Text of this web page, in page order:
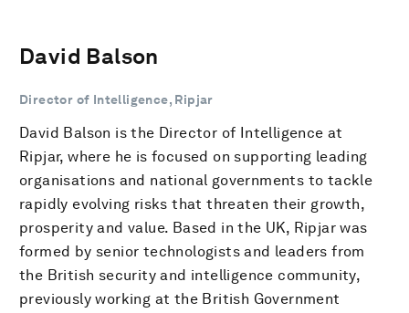
David Balson
Director of Intelligence, Ripjar
David Balson is the Director of Intelligence at
Ripjar, where he is focused on supporting leading
organisations and national governments to tackle
rapidly evolving risks that threaten their growth,
prosperity and value. Based in the UK, Ripjar was
formed by senior technologists and leaders from
the British security and intelligence community,
previously working at the British Government